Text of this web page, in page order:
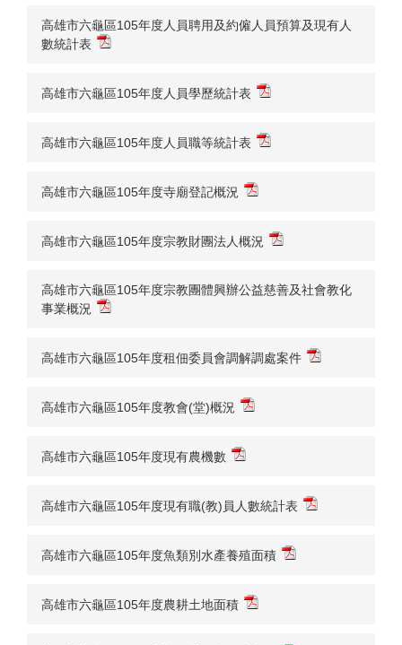
高雄市六龜區105年度人員聘用及約僱人員預算及現有人
數統計表
高雄市六龜區105年度人員學歷統計表
高雄市六龜區105年度人員職等統計表
高雄市六龜區105年度寺廟登記概況
高雄市六龜區105年度宗教財團法人概況
高雄市六龜區105年度宗教團體興辦公益慈善及社會教化
事業概況
高雄市六龜區105年度租佃委員會調解調處案件
高雄市六龜區105年度教會(堂)概況
高雄市六龜區105年度現有農機數
高雄市六龜區105年度現有職(教)員人數統計表
高雄市六龜區105年度魚類別水產養殖面積
高雄市六龜區105年度農耕土地面積